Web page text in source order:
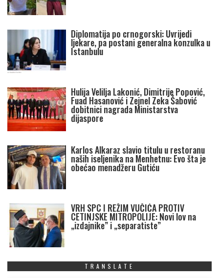
Diplomatija po crnogorski: Uvrijedi
ljekare, pa postani generalna konzulka u
Istanbulu
Hulija Velilja Lakonić, Dimitrije Popović,
Fuad Hasanović i Zejnel Zeka Šabović
dobitnici nagrada Ministarstva
dijaspore
Karlos Alkaraz slavio titulu u restoranu
naših iseljenika na Menhetnu: Evo šta je
obećao menadžeru Gutiću
VRH SPC I REŽIM VUČIĆA PROTIV
CETINJSKE MITROPOLIJE: Novi lov na
„izdajnike” i „separatiste”
TRANSLATE